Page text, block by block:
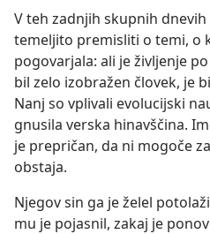
V teh zadnjih skupnih
temeljito premisliti o temi, o
pogovarjala: ali je življenje
bil zelo izobražen človek, je
Nanj so vplivali evolucijski
gnusila verska hinavščina.
je prepričan, da ni mogoče
obstaja.
Njegov sin ga je želel
mu je pojasnil, zakaj je